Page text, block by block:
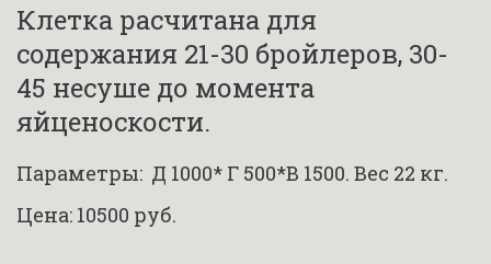
Клетка расчитана для
содержания 21-30 бройлеров, 30-
45 несуше до момента
яйценоскости.
Параметры:  Д 1000* Г 500*В 1500. Вес 22 кг.
Цена: 10500 руб.